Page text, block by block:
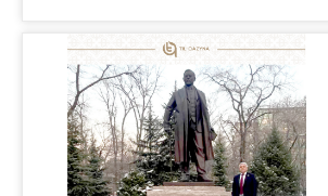
жазушылардың зерттеулерінде жан-
жақты зерделеніп...